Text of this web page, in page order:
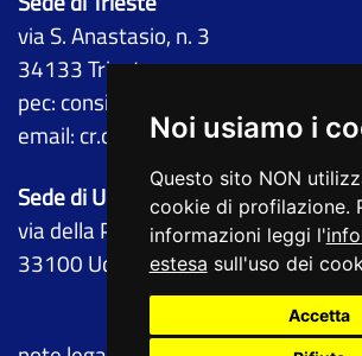
Noi usiamo i
Questo sito NON
cookie di profilazione.
informazioni leggi l'
estesa sull'uso dei
Accetta
via S. Anastasio, n. 3
34133 Trieste
pec: consiglio@certregione.fvg.it
email:
Sede di Udine
via della Prefettura, n. 10
33100 Udine